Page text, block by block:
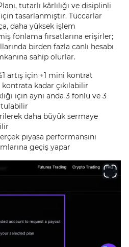
tutarlı kârlılığı ve disiplinli
tasarlanmıştır. Tüccarlar
daha yüksek işlem
fonlama fırsatlarına erişirler;
birden fazla canlı hesabı
sahip olurlar.
artış için +1 mini kontrat
kontrata kadar çıkılabilir
için aynı anda 3 fonlu ve 3
daha büyük sermaye
piyasa performansını
geçiş yapar